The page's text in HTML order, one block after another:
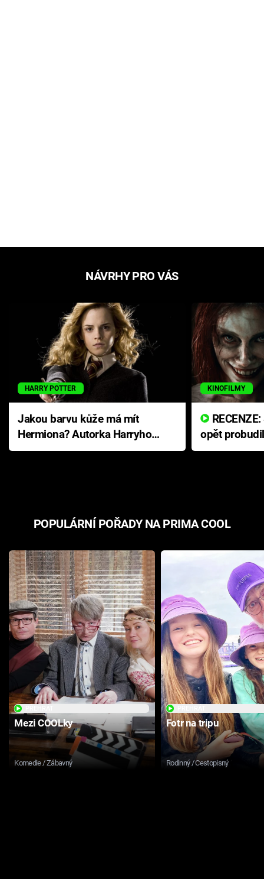
NÁVRHY PRO VÁS
HARRY POTTER
Jakou barvu kůže má mít
Hermiona? Autorka Harryho
Pottera přišla s ráznou
KINOFILMY
opět
přichází s
POPULÁRNÍ POŘADY NA PRIMA COOL
Mezi COOLky
Komedie / Zábavný
Fotr na tripu
Rodinný / Cestopisný